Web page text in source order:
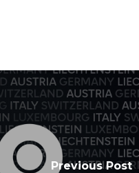
Previous Post